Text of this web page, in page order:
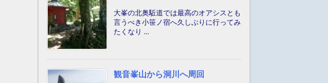
大峯の北奥駈道では最高のオアシスとも
言うべき小笹ノ宿へ久しぶりに行ってみ
たくなり ...
観音峯山から洞川へ周回